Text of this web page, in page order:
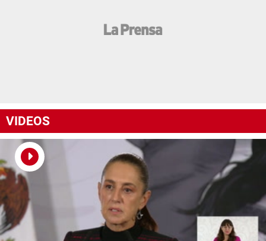
VIDEOS